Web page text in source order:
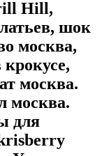
Hill,
шок
москва,
москва.
москва.
для